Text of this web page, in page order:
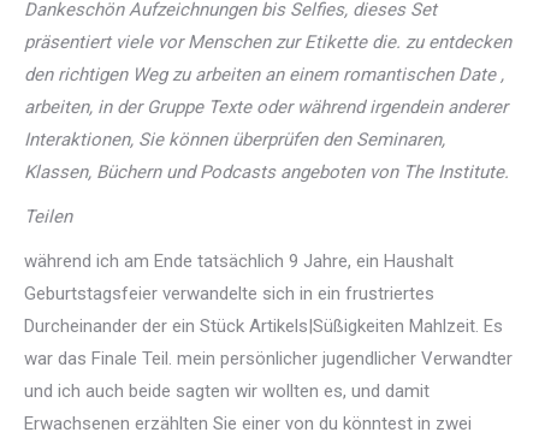
Dankeschön Aufzeichnungen bis Selfies, dieses Set
präsentiert viele vor Menschen zur Etikette die. zu entdecken
den richtigen Weg zu arbeiten an einem romantischen Date ,
arbeiten, in der Gruppe Texte oder während irgendein anderer
Interaktionen, Sie können überprüfen den Seminaren,
Klassen, Büchern und Podcasts angeboten von The Institute.
Teilen
während ich am Ende tatsächlich 9 Jahre, ein Haushalt
Geburtstagsfeier verwandelte sich in ein frustriertes
Durcheinander der ein Stück Artikels|Süßigkeiten Mahlzeit. Es
war das Finale Teil. mein persönlicher jugendlicher Verwandter
und ich auch beide sagten wir wollten es, und damit
Erwachsenen erzählten Sie einer von du könntest in zwei